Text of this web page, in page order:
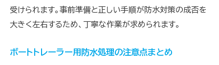
受けられます。事前準備と正しい手順が防水対策の成否を
大きく左右するため、丁寧な作業が求められます。
ボートトレーラー用防水処理の注意点まとめ